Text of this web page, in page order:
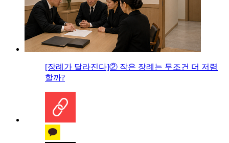
[장례가 달라진다]② 작은 장례는 무조건 더 저렴
할까?